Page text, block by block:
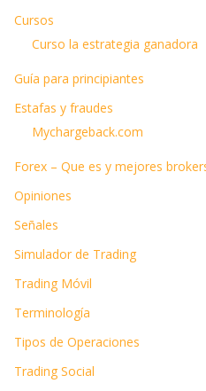
Cursos
Curso la estrategia ganadora
Guía para principiantes
Estafas y fraudes
Mychargeback.com
Forex – Que es y mejores
Opiniones
Señales
Simulador de Trading
Trading Móvil
Terminología
Tipos de Operaciones
Trading Social